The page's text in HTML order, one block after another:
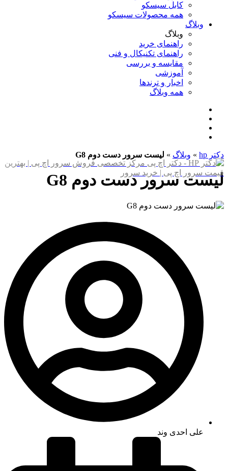
کابل سیسکو
همه محصولات سیسکو
وبلاگ
وبلاگ
راهنمای خرید
راهنمای تکنیکال و فنی
مقایسه و بررسی
آموزشی
اخبار و ترندها
همه وبلاگ
دکتر hp » وبلاگ » لیست سرور دست دوم G8
لیست سرور دست دوم G8
علی احدی وند